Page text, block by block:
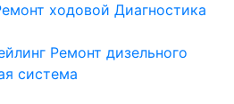
ходовой Диагностика
Ремонт дизельного
система